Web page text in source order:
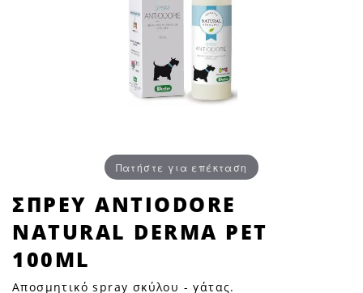
Πατήστε για επέκταση
ΣΠΡΕΥ
ANTIODORE
NATURAL
DERMA
PET
ΣΠΡΕΥ ANTIODORE
NATURAL DERMA PET
100ML
Αποσμητικό spray σκύλου - γάτας.